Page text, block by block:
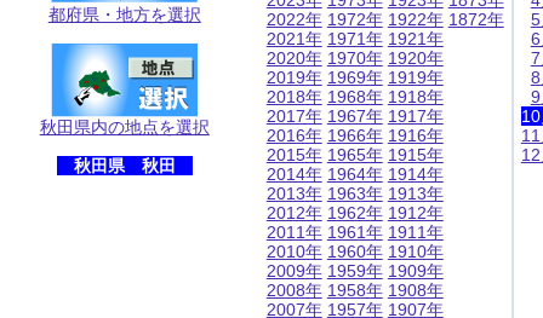
都府県・地方を選択
秋田県内の地点を選択
秋田県 秋田
2022年
2021年
2020年
2019年
2018年
2017年
2016年
2015年
2014年
2013年
2012年
2011年
2010年
2009年
2008年
2007年
1972年
1971年
1970年
1969年
1968年
1967年
1966年
1965年
1964年
1963年
1962年
1961年
1960年
1959年
1958年
1957年
1922年
1921年
1920年
1919年
1918年
1917年
1916年
1915年
1914年
1913年
1912年
1911年
1910年
1909年
1908年
1907年
1872年